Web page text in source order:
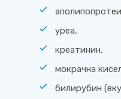
уреа,
креатинин,
мокрачна
билирубин